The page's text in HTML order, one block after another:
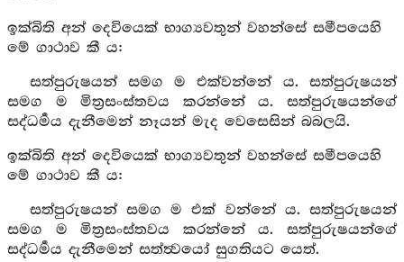
ඉක්බිති අන් දෙවියෙක් භාග්‍යවතුන් වහන්සේ සමීපයෙහි
මේ ගාථාව කී ය:
සත්පුරුෂයන් සමග ම එක්වන්නේ ය. සත්පුරුෂයන්
සමග ම මිත්‍රසංස්තවය කරන්නේ ය. සත්පුරුෂයන්ගේ
සද්ධර්‍මය දැනීමෙන් නෑයන් මැද වෙසෙසින් බබලයි.
ඉක්බිති අන් දෙවියෙක් භාග්‍යවතුන් වහන්සේ සමීපයෙහි
මේ ගාථාව කී ය:
සත්පුරුෂයන් සමග ම එක් වන්නේ ය. සත්පුරුෂයන්
සමග ම මිත්‍රසංස්තවය කරන්නේ ය. සත්පුරුෂයන්ගේ
සද්ධර්‍මය දැනීමෙන් සත්ත්‍වයෝ සුගතියට යෙත්.